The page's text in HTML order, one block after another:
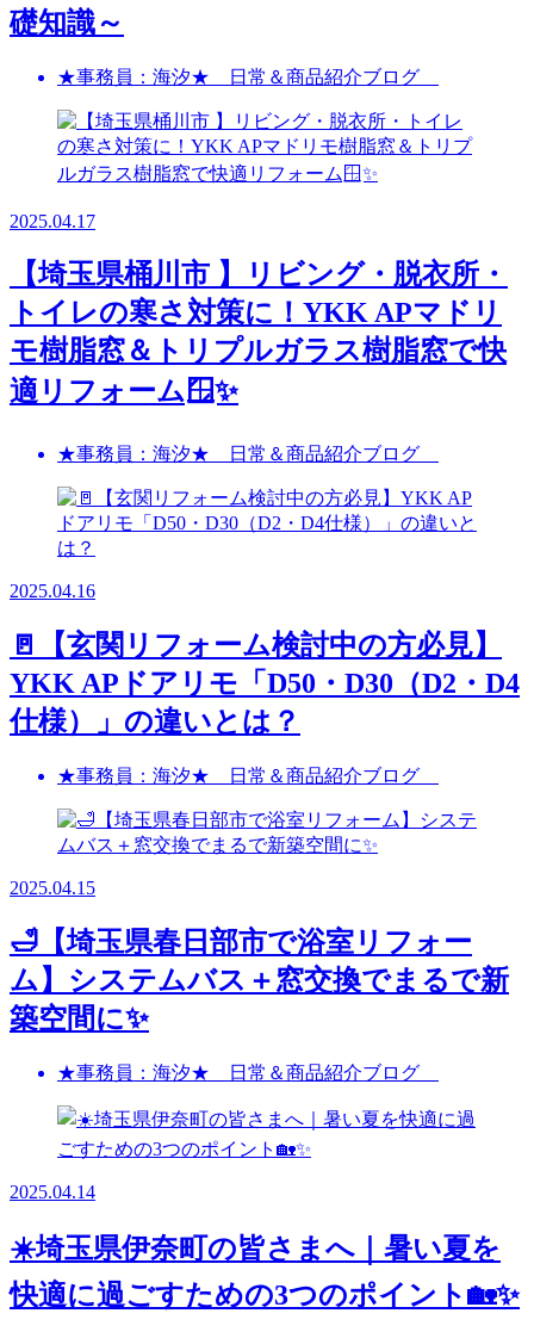
礎知識～
★事務員：海汐★ 日常＆商品紹介ブログ
2025.04.17
【埼玉県桶川市 】リビング・脱衣所・
トイレの寒さ対策に！YKK APマドリ
モ樹脂窓＆トリプルガラス樹脂窓で快
適リフォーム🪟✨
★事務員：海汐★ 日常＆商品紹介ブログ
2025.04.16
🚪【玄関リフォーム検討中の方必見】
YKK APドアリモ「D50・D30（D2・D4
仕様）」の違いとは？
★事務員：海汐★ 日常＆商品紹介ブログ
2025.04.15
🛁【埼玉県春日部市で浴室リフォー
ム】システムバス＋窓交換でまるで新
築空間に✨
★事務員：海汐★ 日常＆商品紹介ブログ
2025.04.14
☀️埼玉県伊奈町の皆さまへ｜暑い夏を
快適に過ごすための3つのポイント🏡✨